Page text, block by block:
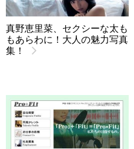
真野恵里菜、セクシーな太も
もあらわに！大人の魅力写真
集！